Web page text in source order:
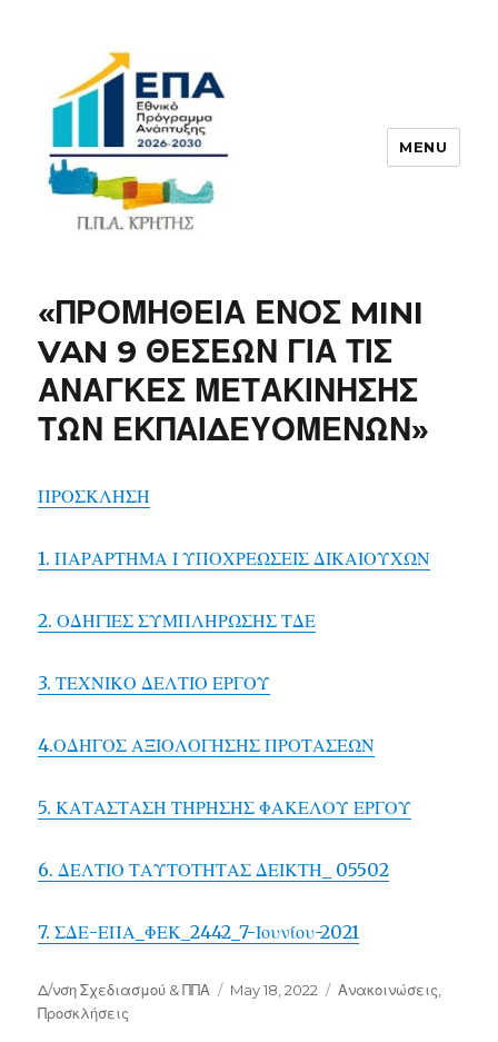
MENU
«ΠΡΟΜΗΘΕΙΑ ΕΝΟΣ MINI
VAN 9 ΘΕΣΕΩΝ ΓΙΑ ΤΙΣ
ΑΝΑΓΚΕΣ ΜΕΤΑΚΙΝΗΣΗΣ
ΤΩΝ ΕΚΠΑΙΔΕΥΟΜΕΝΩΝ»
ΠΡΟΣΚΛΗΣΗ
1. ΠΑΡΑΡΤΗΜΑ Ι ΥΠΟΧΡΕΩΣΕΙΣ ΔΙΚΑΙΟΥΧΩΝ
2. ΟΔΗΓΙΕΣ ΣΥΜΠΛΗΡΩΣΗΣ ΤΔΕ
3. ΤΕΧΝΙΚΟ ΔΕΛΤΙΟ ΕΡΓΟΥ
4.ΟΔΗΓΟΣ ΑΞΙΟΛΟΓΗΣΗΣ ΠΡΟΤΑΣΕΩΝ
5. ΚΑΤΑΣΤΑΣΗ ΤΗΡΗΣΗΣ ΦΑΚΕΛΟΥ ΕΡΓΟΥ
6. ΔΕΛΤΙΟ ΤΑΥΤΟΤΗΤΑΣ ΔΕΙΚΤΗ_ 05502
7. ΣΔΕ-ΕΠΑ_ΦΕΚ_2442_7-Ιουνίου-2021
Author
Δ/νση Σχεδιασμού & ΠΠΑ
Posted
May 18, 2022 Categories
Ανακοινώσεις
Προσκλήσεις